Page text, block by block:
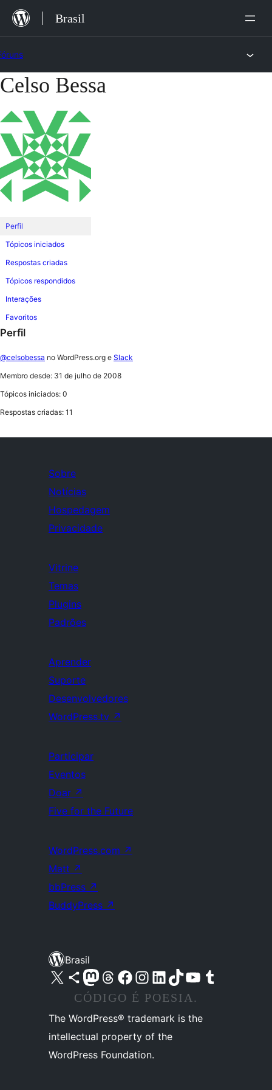
para
Brasil
Pular
o
conteúdo
Celso Bessa
Perfil
Tópicos iniciados
Respostas criadas
Tópicos respondidos
Interações
Favoritos
Perfil
@celsobessa no WordPress.org e Slack
Membro desde: 31 de julho de 2008
Tópicos iniciados: 0
Respostas criadas: 11
Sobre
Notícias
Hospedagem
Privacidade
Vitrine
Temas
Plugins
Padrões
Aprender
Suporte
Desenvolvedores
WordPress.tv ↗
Participar
Eventos
Doar ↗
Five for the Future
WordPress.com ↗
Matt ↗
bbPress ↗
BuddyPress ↗
Brasil
Acessar nossa conta do X (antigo Twitter)
Acessar nossa conta do Bluesky
Acessar nossa conta do Mastodon
Acessar nossa conta do Threads
Acessar nossa página do Facebook
Acessar nossa conta do Instagram
Acessar nossa conta do LinkedIn
Acessar nossa conta do TikTok
Acessar nosso canal do YouTube
Acessar nossa conta no Tumblr
CÓDIGO É POESIA.
The WordPress® trademark is the
intellectual property of the
WordPress Foundation.